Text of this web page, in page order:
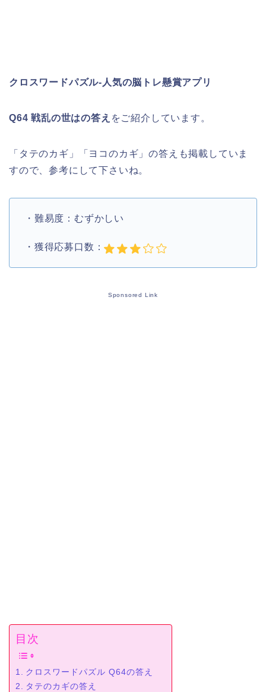
クロスワードパズル‐人気の脳トレ懸賞アプリ
Q64 戦乱の世はの答え をご紹介しています。
「タテのカギ」「ヨコのカギ」の答えも掲載していま
すので、参考にして下さいね。
・難易度：むずかしい
・獲得応募口数：
Sponsored Link
目次
クロスワードパズル Q64の答え
タテのカギの答え